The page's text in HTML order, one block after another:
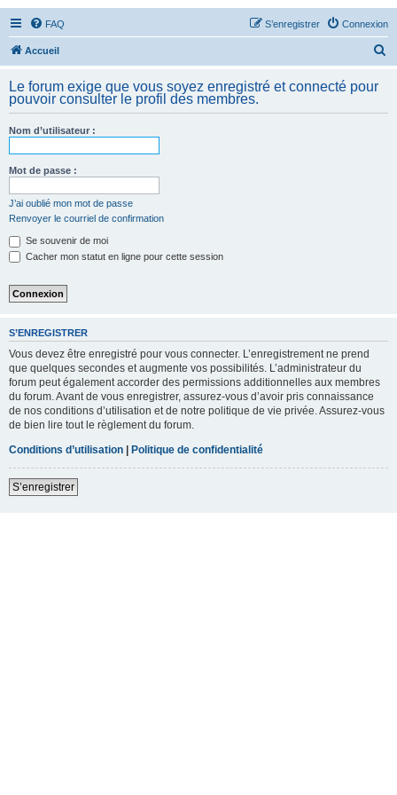
FAQ Connexion
S’enregistrer
Accueil
h
Le forum exige que vous soyez enregistré et connecté pour
pouvoir consulter le profil des membres.
Nom d’utilisateur :
Mot de passe :
J’ai oublié mon mot de passe
Renvoyer le courriel de confirmation
Se souvenir de moi
Cacher mon statut en ligne pour cette session
S’ENREGISTRER
Vous devez être enregistré pour vous connecter. L’enregistrement ne prend
que quelques secondes et augmente vos possibilités. L’administrateur du
forum peut également accorder des permissions additionnelles aux membres
du forum. Avant de vous enregistrer, assurez-vous d’avoir pris connaissance
de nos conditions d’utilisation et de notre politique de vie privée. Assurez-vous
de bien lire tout le règlement du forum.
Conditions d’utilisation | Politique de confidentialité
S’enregistrer